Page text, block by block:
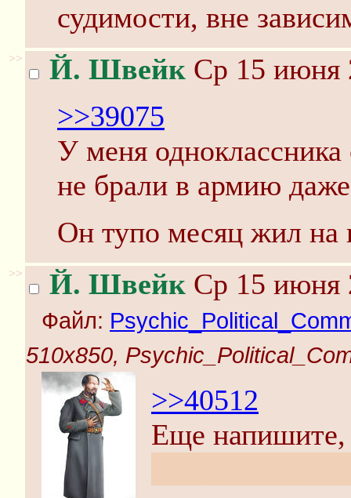
судимости, вне
>> Й. Швейк Ср 15 июня
>>39075
У меня
не брали в армию
Он тупо месяц жил на
>> Й. Швейк Ср 15 июня
Файл:
510x850,
>>40512
Еще напишите,